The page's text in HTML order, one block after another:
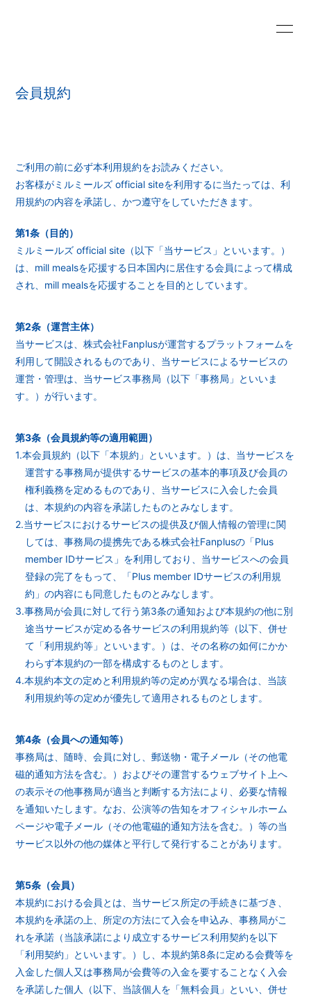
SCHEDULE
CONTACT I SAVE ME
無料会員登録 ログイン
会員規約
ご利用の前に必ず本利用規約をお読みください。
お客様がミルミールズ official siteを利用するに当たっては、利
用規約の内容を承諾し、かつ遵守をしていただきます。
第1条（目的）
ミルミールズ official site（以下「当サービス」といいます。）
は、mill mealsを応援する日本国内に居住する会員によって構成
され、mill mealsを応援することを目的としています。
第2条（運営主体）
当サービスは、株式会社Fanplusが運営するプラットフォームを
利用して開設されるものであり、当サービスによるサービスの
運営・管理は、当サービス事務局（以下「事務局」といいま
す。）が行います。
第3条（会員規約等の適用範囲）
1.本会員規約（以下「本規約」といいます。）は、当サービスを
運営する事務局が提供するサービスの基本的事項及び会員の
権利義務を定めるものであり、当サービスに入会した会員
は、本規約の内容を承諾したものとみなします。
2.当サービスにおけるサービスの提供及び個人情報の管理に関
しては、事務局の提携先である株式会社Fanplusの「Plus
member IDサービス」を利用しており、当サービスへの会員
登録の完了をもって、「Plus member IDサービスの利用規
約」の内容にも同意したものとみなします。
3.事務局が会員に対して行う第3条の通知および本規約の他に別
途当サービスが定める各サービスの利用規約等（以下、併せ
て「利用規約等」といいます。）は、その名称の如何にかか
わらず本規約の一部を構成するものとします。
4.本規約本文の定めと利用規約等の定めが異なる場合は、当該
利用規約等の定めが優先して適用されるものとします。
第4条（会員への通知等）
事務局は、随時、会員に対し、郵送物・電子メール（その他電
磁的通知方法を含む。）およびその運営するウェブサイト上へ
の表示その他事務局が適当と判断する方法により、必要な情報
を通知いたします。なお、公演等の告知をオフィシャルホーム
ページや電子メール（その他電磁的通知方法を含む。）等の当
サービス以外の他の媒体と平行して発行することがあります。
第5条（会員）
本規約における会員とは、当サービス所定の手続きに基づき、
本規約を承諾の上、所定の方法にて入会を申込み、事務局がこ
れを承諾（当該承諾により成立するサービス利用契約を以下
「利用契約」といいます。）し、本規約第8条に定める会費等を
入金した個人又は事務局が会費等の入金を要することなく入会
を承諾した個人（以下、当該個人を「無料会員」といい、併せ